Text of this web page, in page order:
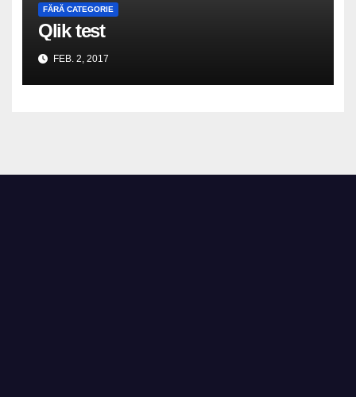
FĂRĂ CATEGORIE
Qlik test
FEB. 2, 2017